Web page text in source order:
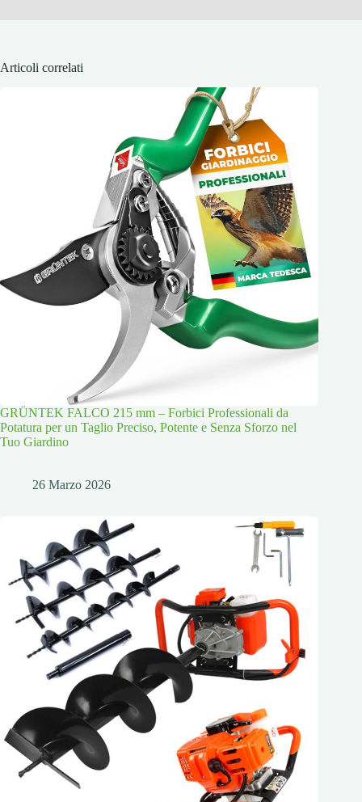
Articoli correlati
GRÜNTEK FALCO 215 mm – Forbici Professionali da
Potatura per un Taglio Preciso, Potente e Senza Sforzo nel
Tuo Giardino
26 Marzo 2026